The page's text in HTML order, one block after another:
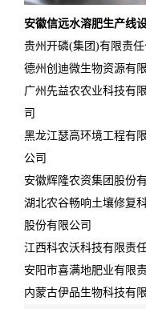
安徽信远水溶肥生产线
贵州开磷(集团)有限责
德州创迪微生物资源有
广州先益农农业科技有
司
黑龙江瑟高环境工程有
公司
安徽辉隆农资集团股份
湖北农谷畅响土壤修复
股份有限公司
江西科农沃科技有限责
安阳市喜满地肥业有限
内蒙古伊品生物科技有